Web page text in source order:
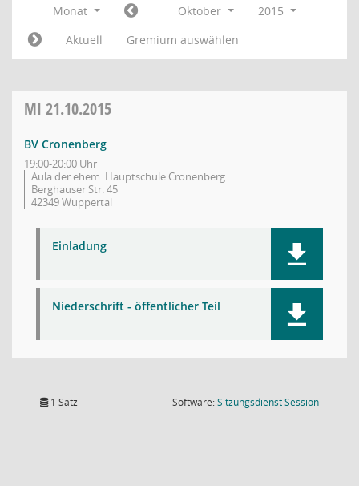
Monat Oktober
2015
Aktuell
Gremium auswählen
MI 21.10.2015
BV Cronenberg
19:00-20:00 Uhr
Aula der ehem. Hauptschule Cronenberg
Berghauser Str. 45
42349 Wuppertal
Einladung
Niederschrift - öffentlicher Teil
1 Satz Software:SitzungsdienstSession(Wird in